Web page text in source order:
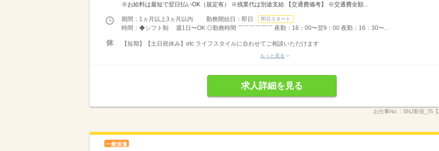
※お給料は最短で翌日払いOK（規定有） ※残業代は別途支給 【交通費備考】 ※交通費全額...
期間：1ヵ月以上3ヵ月以内 勤務開始日：即日 即日スタート
時間：◆シフト制 週1日〜OK ◎勤務時間 ￣￣￣￣￣￣ 夜勤：16：00〜翌9：00 夜勤：16：30〜...
【短期】【土日祝休み】etc ライフスタイルに合わせてご相談いただけます
もっと見る
求人詳細を見る
お仕事No.： SNJ新宿_75【
一般派遣